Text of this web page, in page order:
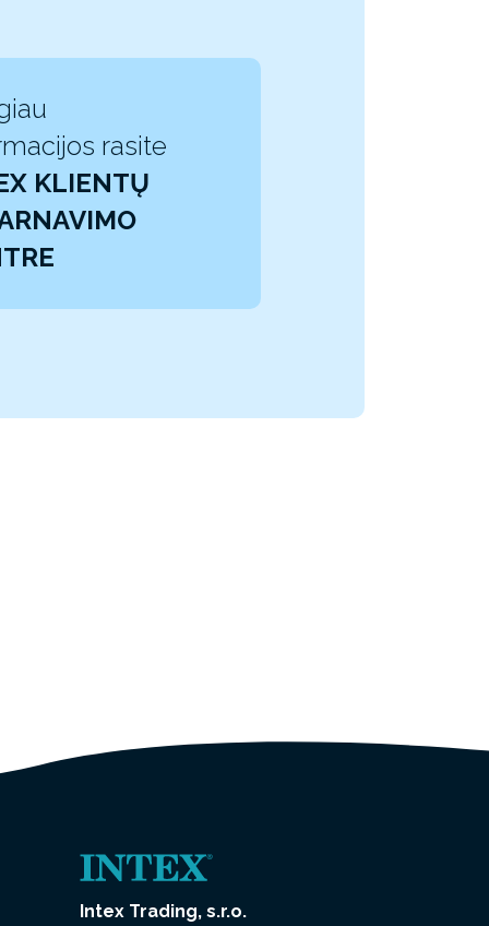
rasite
KLIENTŲ
Intex Trading, s.r.o.